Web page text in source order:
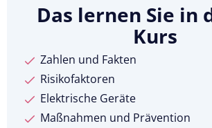
Das lernen Sie in
Kurs
Zahlen und Fakten
Risikofaktoren
Elektrische Geräte
Maßnahmen und Prävention